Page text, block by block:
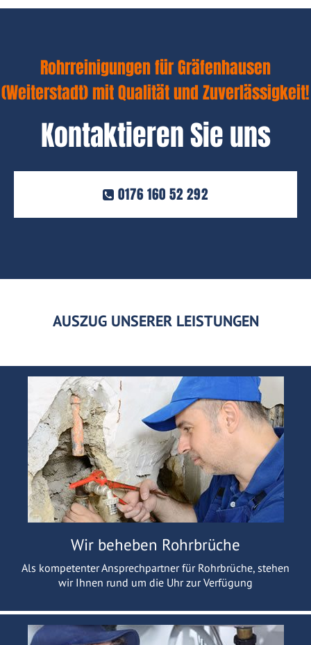
Rohrreinigungen für Gräfenhausen
(Weiterstadt) mit Qualität und Zuverlässigkeit!
Kontaktieren Sie uns
0176 160 52 292
AUSZUG UNSERER LEISTUNGEN
Wir beheben Rohrbrüche
Als kompetenter Ansprechpartner für Rohrbrüche, stehen
wir Ihnen rund um die Uhr zur Verfügung